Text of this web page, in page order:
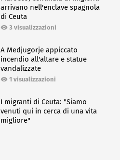
arrivano nell'enclave spagnola
di Ceuta
3 visualizzazioni
A Medjugorje appiccato
incendio all'altare e statue
vandalizzate
1 visualizzazioni
I migranti di Ceuta: "Siamo
venuti qui in cerca di una vita
migliore"